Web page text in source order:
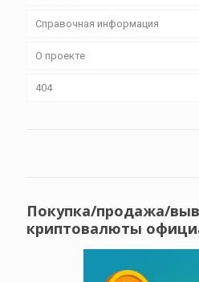
Справочная информация
О проекте
404
Покупка/продажа/
криптовалюты